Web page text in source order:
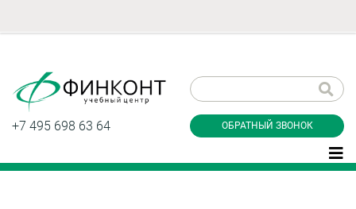
+7 495 698 63 64 ОБРАТНЫЙ ЗВОНОК
звонок